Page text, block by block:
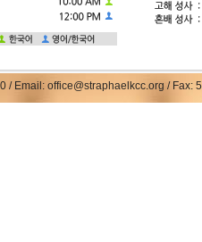
/ Email: office@straphaelkcc.org /